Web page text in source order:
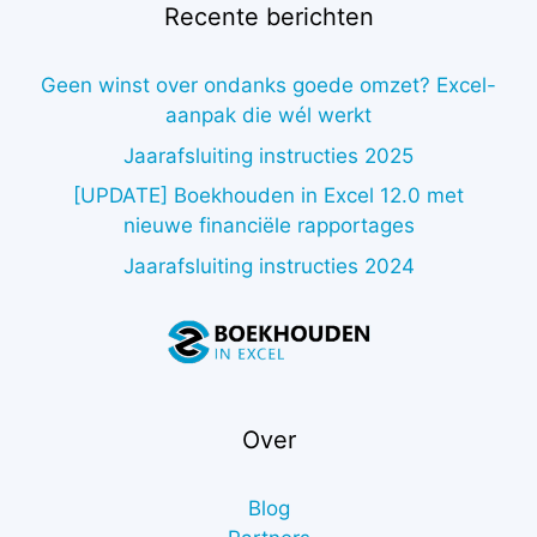
Recente berichten
Geen winst over ondanks goede omzet? Excel-
aanpak die wél werkt
Jaarafsluiting instructies 2025
[UPDATE] Boekhouden in Excel 12.0 met
nieuwe financiële rapportages
Jaarafsluiting instructies 2024
Over
Blog